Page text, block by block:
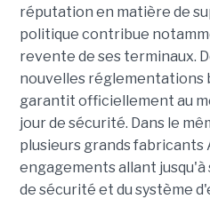
réputation en matière de
politique contribue
revente de ses terminaux.
nouvelles réglementations
garantit officiellement au
jour de sécurité. Dans le
plusieurs grands fabricants
engagements allant jusqu'à
de sécurité et du système